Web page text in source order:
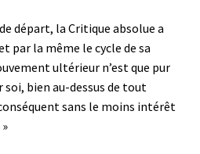
départ, la Critique absolue a
par la même le cycle de sa
ultérieur n’est que pur
bien au-dessus de tout
sans le moins intérêt